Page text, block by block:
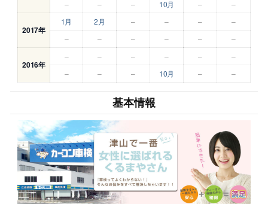
–
– – 10月 – –
2017年
1月 2月 – – –
–
–
– – – – –
2016年
– – – – –
–
–
– – 10月 – –
基本情報